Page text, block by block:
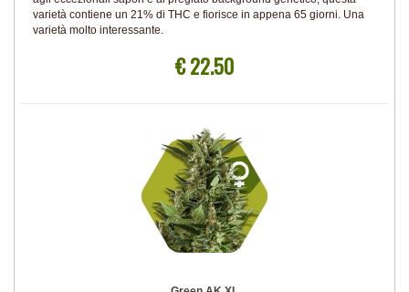
varietà contiene un 21% di THC e fiorisce in appena 65 giorni. Una
varietà molto interessante.
€ 22.50